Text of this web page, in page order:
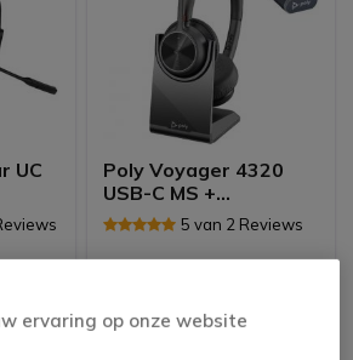
UC
Poly Voyager 4320
USB-C MS +
Oplaadstation
5 van 2 Reviews
ervaring op onze website